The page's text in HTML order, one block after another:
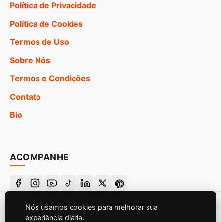
Política de Privacidade
Política de Cookies
Termos de Uso
Sobre Nós
Termos e Condições
Contato
Bio
ACOMPANHE
© 2026 Canal de Frases Bíblicas. Todos os direitos
Nós usamos cookies para melhorar sua
experiência diária.